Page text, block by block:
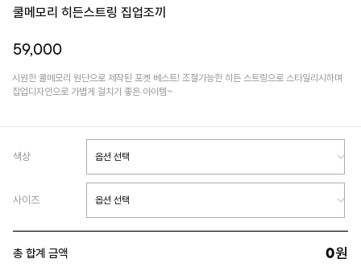
쿨메모리 히든스트링 집업조끼
59,000
시원한 쿨메모리 원단으로 제작된 포켓 베스트! 조절가능한 히든 스트링으로 스타일리시하며
집업디자인으로 가볍게 걸치기 좋은 아이템~
색상
사이즈
총 합계 금액 0원